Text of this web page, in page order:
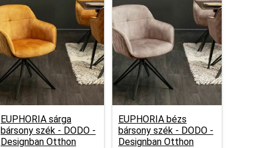
EUPHORIA sárga
bársony szék - DODO -
Designban Otthon
EUPHORIA bézs
bársony szék - DODO -
Designban Otthon